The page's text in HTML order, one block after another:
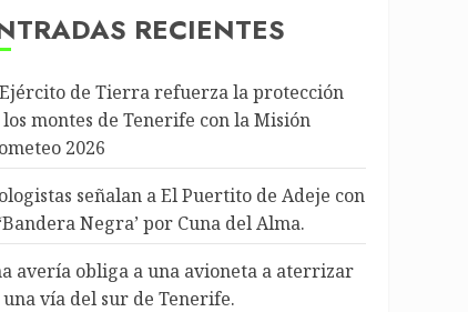
RECIENTES
de Tierra refuerza la protección
los montes de Tenerife con la Misión
2026
señalan a El Puertito de Adeje con
Negra’ por Cuna del Alma.
avería obliga a una avioneta a aterrizar
una vía del sur de Tenerife.